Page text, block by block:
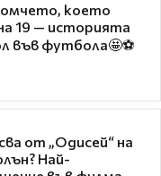
което
19 — историята
във футбола🤩⚽
от „Одисей“ на
Най-